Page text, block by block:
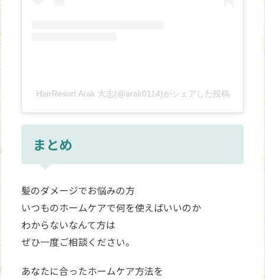
HairResort Arak 大志(@arak0114)がシェアした投稿
まとめ
髪のダメージでお悩みの方
いつものホームケアで何を使えばいいのか
わからないなんて方は
ぜひ一度ご相談ください。
あなたに合ったホームケア方法を